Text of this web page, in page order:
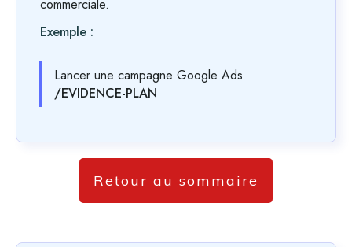
commerciale.
Exemple :
Lancer une campagne Google Ads
/EVIDENCE-PLAN
Retour au sommaire